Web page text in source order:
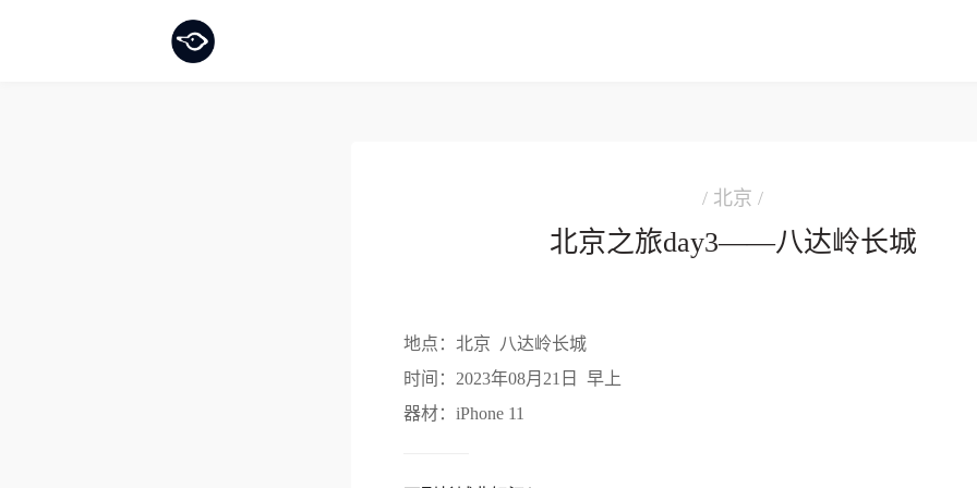
/ 北京 /
北京之旅day3——八达岭长城
地点： 北京 八达岭长城
时间： 2023年08月21日 早上
器材： iPhone 11